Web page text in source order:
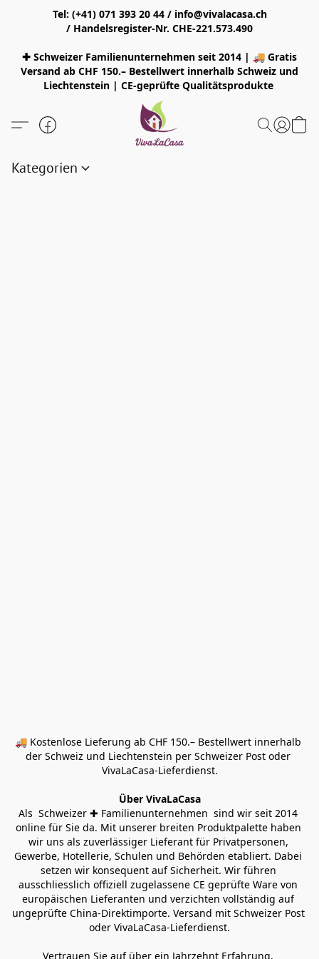
Tel: (+41) 071 393 20 44 / info@vivalacasa.ch
/ Handelsregister-Nr. CHE-221.573.490
✚ Schweizer Familienunternehmen seit 2014 | 🚚 Gratis
Versand ab CHF 150.– Bestellwert innerhalb Schweiz und
Liechtenstein | CE-geprüfte Qualitätsprodukte
Kategorien
🚚 Kostenlose Lieferung ab CHF 150.– Bestellwert innerhalb
der Schweiz und Liechtenstein per Schweizer Post oder
VivaLaCasa-Lieferdienst.
Über VivaLaCasa
Als  Schweizer ✚ Familienunternehmen  sind wir seit 2014
online für Sie da. Mit unserer breiten Produktpalette haben
wir uns als zuverlässiger Lieferant für Privatpersonen,
Gewerbe, Hotellerie, Schulen und Behörden etabliert. Dabei
setzen wir konsequent auf Sicherheit. Wir führen
ausschliesslich offiziell zugelassene CE geprüfte Ware von
europäischen Lieferanten und verzichten vollständig auf
ungeprüfte China-Direktimporte. Versand mit Schweizer Post
oder VivaLaCasa-Lieferdienst.
Vertrauen Sie auf über ein Jahrzehnt Erfahrung,